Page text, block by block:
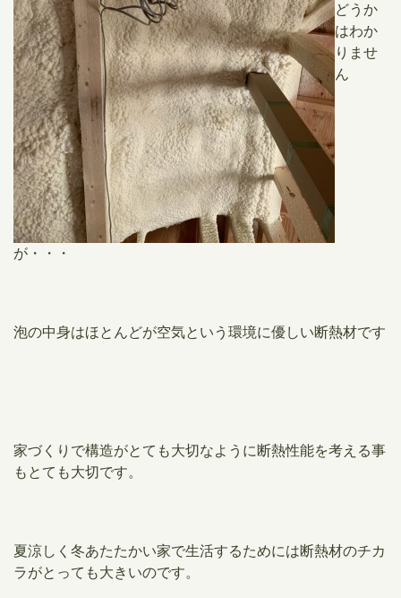
どうか
はわか
りませ
ん
が・・・
泡の中身はほとんどが空気という環境に優しい断熱材です
家づくりで構造がとても大切なように断熱性能を考える事
もとても大切です。
夏涼しく冬あたたかい家で生活するためには断熱材のチカ
ラがとっても大きいのです。